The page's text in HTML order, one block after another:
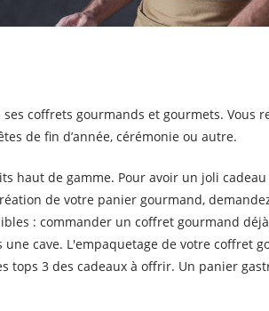
coffrets gourmands et gourmets. Vous
de fin d’année, cérémonie ou autre.
haut de gamme. Pour avoir un joli
de votre panier gourmand,
: commander un coffret gourmand
cave. L'empaquetage de votre coffret
tops 3 des cadeaux à offrir. Un panier